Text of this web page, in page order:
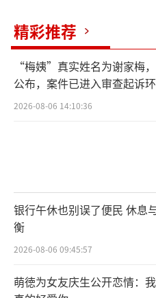
烈，有的平淡，有的
留下独特的印记。重要
留着一个位置，其他
道叫《我偷偷升级》
在不知不觉中成长的
显。不再是那个唱着
少年，而是多了份沉
体现在他处理人际关
成长。从少女偶像到
精彩推荐
“梅姨”真实姓名为谢家梅
公布，案件已进入审查起诉
来新进展
2026-08-06 14:10:36
银行午休也别误了便民 休息
衡
2026-08-06 09:45:57
萌徳为女友庆生公开恋情：